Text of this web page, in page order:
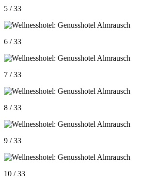
5 / 33
6 / 33
7 / 33
8 / 33
9 / 33
10 / 33